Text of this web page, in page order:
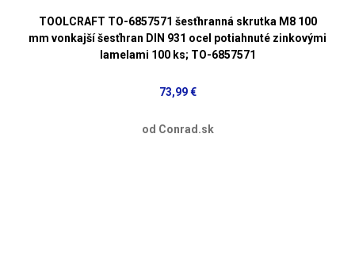
TOOLCRAFT TO-6857571 šesťhranná skrutka M8 100
mm vonkajší šesťhran DIN 931 ocel potiahnuté zinkovými
lamelami 100 ks; TO-6857571
73,99 €
od Conrad.sk